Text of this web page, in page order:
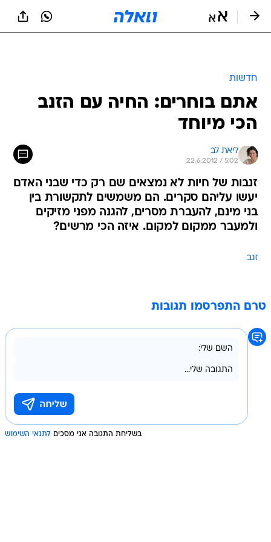
חדשות
אתם בוחרים: החיה עם הזנב
הכי מיוחד
ליאת לב
22.6.2012 / 5:02
זנבות של חיות לא נמצאים שם רק כדי שבני האדם
יעשו עליהם סקרים. הם משמשים לתקשורת בין
בני מינם, להעברת מסרים, להגנה מפני מזיקים
ולמעבר ממקום למקום. איזה הכי מרשים?
זנב
טרם התפרסמו תגובות
בשליחת התגובה אני מסכים לתנאי השימוש